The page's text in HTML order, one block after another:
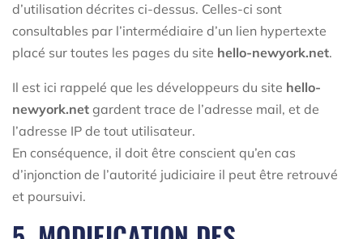
d’utilisation décrites ci-dessus. Celles-ci sont
consultables par l’intermédiaire d’un lien hypertexte
placé sur toutes les pages du site hello-newyork.net.
Il est ici rappelé que les développeurs du site hello-
newyork.net gardent trace de l’adresse mail, et de
l’adresse IP de tout utilisateur.
En conséquence, il doit être conscient qu’en cas
d’injonction de l’autorité judiciaire il peut être retrouvé
et poursuivi.